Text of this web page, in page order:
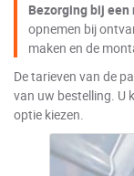
Bezorging bij
opnemen bij
maken en de
De tarieven van de
van uw bestelling. U
optie kiezen.